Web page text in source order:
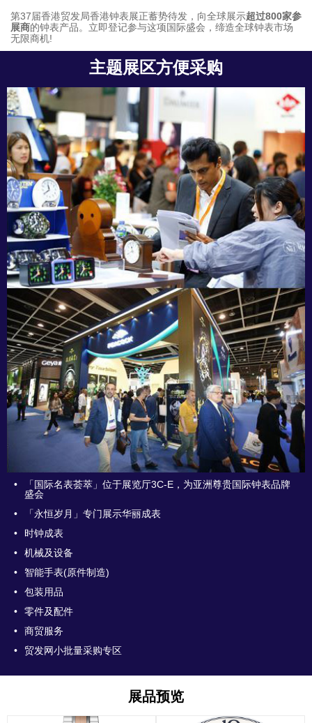
第37届香港贸发局香港钟表展正蓄势待发，向全球展示超过800家参
展商的钟表产品。立即登记参与这项国际盛会，缔造全球钟表市场
无限商机!
主题展区方便采购
•
「国际名表荟萃」位于展览厅3C-E，为亚洲尊贵国际钟表品牌
盛会
•
「永恒岁月」专门展示华丽成表
•
时钟成表
•
机械及设备
•
智能手表(原件制造)
•
包装用品
•
零件及配件
•
商贸服务
•
贸发网小批量采购专区
展品预览